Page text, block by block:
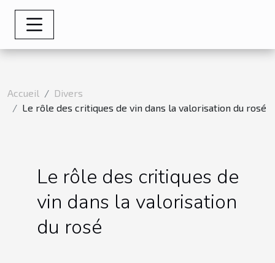
Accueil
Divers
Le rôle des critiques de vin dans la valorisation du rosé
Le rôle des critiques de
vin dans la valorisation
du rosé